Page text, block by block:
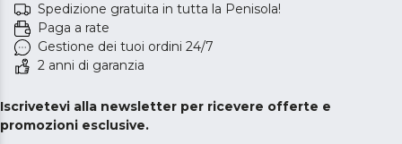
Spedizione gratuita in tutta la Penisola!
Paga a rate
Gestione dei tuoi ordini 24/7
2 anni di garanzia
Iscrivetevi alla newsletter per ricevere offerte e
promozioni esclusive.